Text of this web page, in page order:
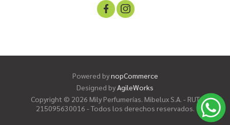
Powered bynopCommerce
Designed byAgileWorks
Copyright © 2026 Mily Perfumerías. Mibelux S.A. - RUT
215095630016 - Todos los derechos reservados.